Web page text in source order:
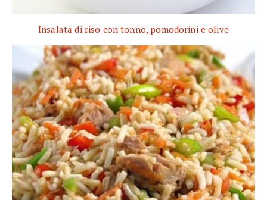
Insalata di riso con tonno, pomodorini e olive